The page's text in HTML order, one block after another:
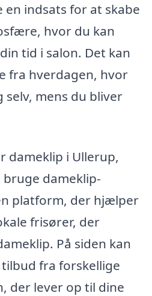
indsats for at skabe
hvor du kan
tid i salon. Det kan
fra hverdagen, hvor
mens du bliver
dameklip i Ullerup,
dameklip-
platform, der hjælper
frisører, der
På siden kan
fra forskellige
der lever op til dine